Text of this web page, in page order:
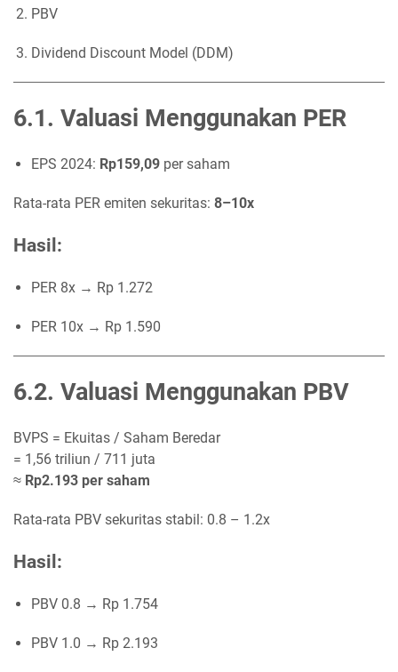
PBV
Dividend Discount Model (DDM)
6.1. Valuasi Menggunakan PER
EPS 2024: Rp159,09 per saham
Rata-rata PER emiten sekuritas: 8–10x
Hasil:
PER 8x → Rp 1.272
PER 10x → Rp 1.590
6.2. Valuasi Menggunakan PBV
BVPS = Ekuitas / Saham Beredar
= 1,56 triliun / 711 juta
≈ Rp2.193 per saham
Rata-rata PBV sekuritas stabil: 0.8 – 1.2x
Hasil:
PBV 0.8 → Rp 1.754
PBV 1.0 → Rp 2.193